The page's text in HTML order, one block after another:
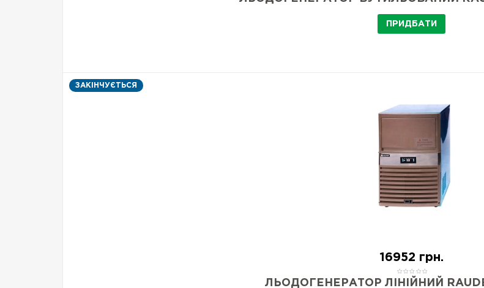
ПРИДБАТИ
ЗАКІНЧУЄТЬСЯ
16952 грн.
ЛЬОДОГЕНЕРАТОР ЛІНІЙНИЙ